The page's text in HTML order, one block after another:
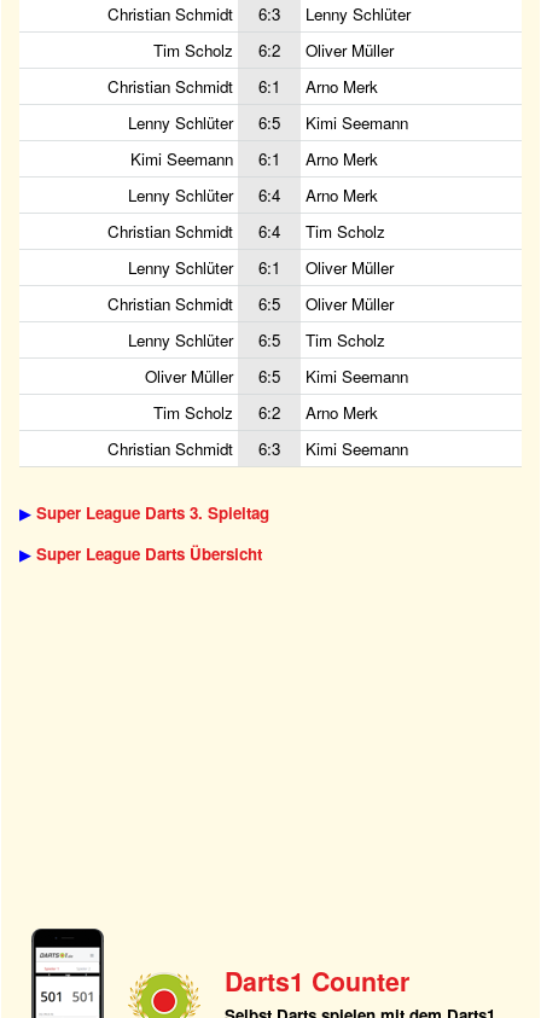
Christian Schmidt
6:3
Lenny Schlüter
Tim Scholz
6:2
Oliver Müller
Christian Schmidt
6:1
Arno Merk
Lenny Schlüter
6:5
Kimi Seemann
Kimi Seemann
6:1
Arno Merk
Lenny Schlüter
6:4
Arno Merk
Christian Schmidt
6:4
Tim Scholz
Lenny Schlüter
6:1
Oliver Müller
Christian Schmidt
6:5
Oliver Müller
Lenny Schlüter
6:5
Tim Scholz
Oliver Müller
6:5
Kimi Seemann
Tim Scholz
6:2
Arno Merk
Christian Schmidt
6:3 Kimi Seemann
▶ Super League Darts 3. Spieltag
▶ Super League Darts Übersicht
Darts1 Counter